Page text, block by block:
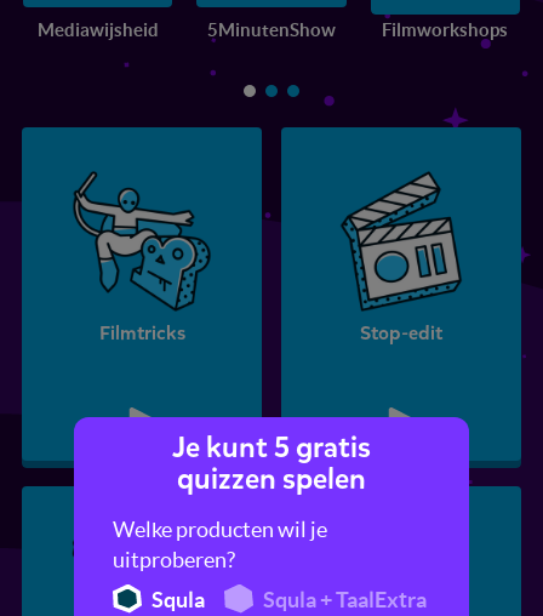
Mediawijsheid 5MinutenShow Filmworkshops
Filmtricks Stop-edit
Je kunt 5 gratis
quizzen spelen
Welke producten wil je
uitproberen?
Squla
Squla + TaalExtra